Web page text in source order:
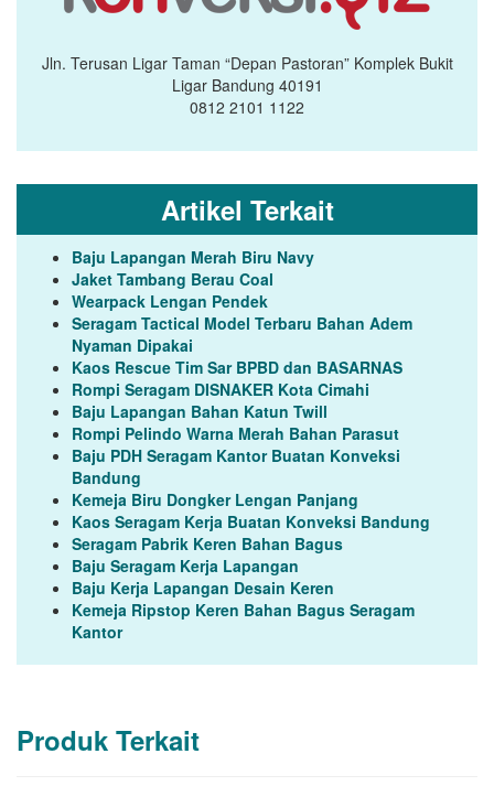
Jln. Terusan Ligar Taman “Depan Pastoran” Komplek Bukit
Ligar Bandung 40191
0812 2101 1122
Artikel Terkait
Baju Lapangan Merah Biru Navy
Jaket Tambang Berau Coal
Wearpack Lengan Pendek
Seragam Tactical Model Terbaru Bahan Adem
Nyaman Dipakai
Kaos Rescue Tim Sar BPBD dan BASARNAS
Rompi Seragam DISNAKER Kota Cimahi
Baju Lapangan Bahan Katun Twill
Rompi Pelindo Warna Merah Bahan Parasut
Baju PDH Seragam Kantor Buatan Konveksi
Bandung
Kemeja Biru Dongker Lengan Panjang
Kaos Seragam Kerja Buatan Konveksi Bandung
Seragam Pabrik Keren Bahan Bagus
Baju Seragam Kerja Lapangan
Baju Kerja Lapangan Desain Keren
Kemeja Ripstop Keren Bahan Bagus Seragam
Kantor
Produk Terkait